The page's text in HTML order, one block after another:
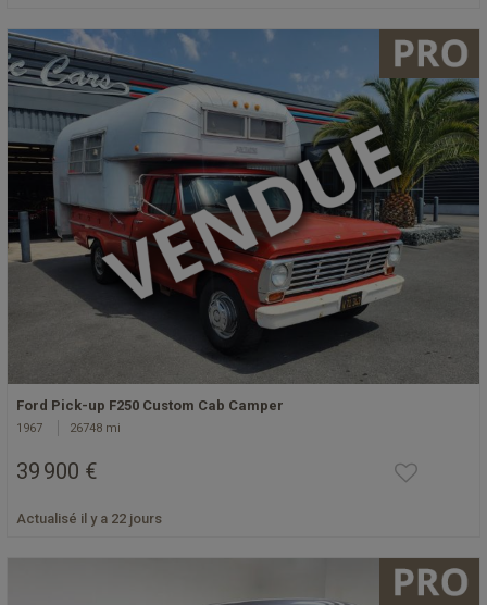
Ford Pick-up F250 Custom Cab Camper
1967 26748 mi
39 900 €
Actualisé il y a 22 jours